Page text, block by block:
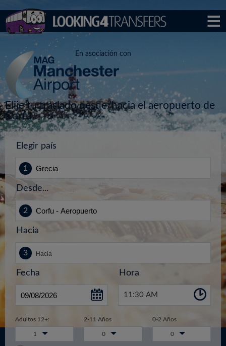
En asociación con
Elije tu traslado desde/hacia el aeropuerto de
Corfu
Elegir país
Desde...
Hacia
Fecha Hora
11:30 AM
Adultos 12+: 2-11 Años 0-2 Años
1 0 0